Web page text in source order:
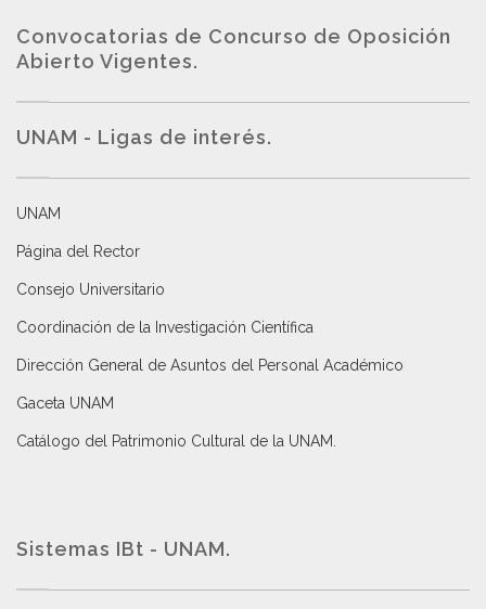
Convocatorias de Concurso de Oposición
Abierto Vigentes.
UNAM - Ligas de interés.
UNAM
Página del Rector
Consejo Universitario
Coordinación de la Investigación Científica
Dirección General de Asuntos del Personal Académico
Gaceta UNAM
Catálogo del Patrimonio Cultural de la UNAM.
Sistemas IBt - UNAM.